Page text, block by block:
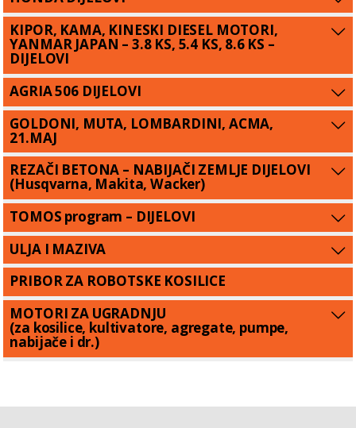
KIPOR, KAMA, KINESKI DIESEL MOTORI,
YANMAR JAPAN – 3.8 KS, 5.4 KS, 8.6 KS –
DIJELOVI
AGRIA 506 DIJELOVI
GOLDONI, MUTA, LOMBARDINI, ACMA,
21.MAJ
REZAČI BETONA – NABIJAČI ZEMLJE DIJELOVI
(Husqvarna, Makita, Wacker)
TOMOS program – DIJELOVI
ULJA I MAZIVA
PRIBOR ZA ROBOTSKE KOSILICE
MOTORI ZA UGRADNJU
(za kosilice, kultivatore, agregate, pumpe,
nabijače i dr.)